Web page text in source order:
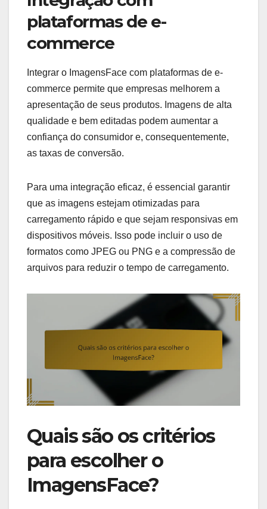
plataformas de e-
commerce
Integrar o ImagensFace com plataformas de e-
commerce permite que empresas melhorem a
apresentação de seus produtos. Imagens de alta
qualidade e bem editadas podem aumentar a
confiança do consumidor e, consequentemente,
as taxas de conversão.
Para uma integração eficaz, é essencial garantir
que as imagens estejam otimizadas para
carregamento rápido e que sejam responsivas em
dispositivos móveis. Isso pode incluir o uso de
formatos como JPEG ou PNG e a compressão de
arquivos para reduzir o tempo de carregamento.
Quais são os critérios
para escolher o
ImagensFace?